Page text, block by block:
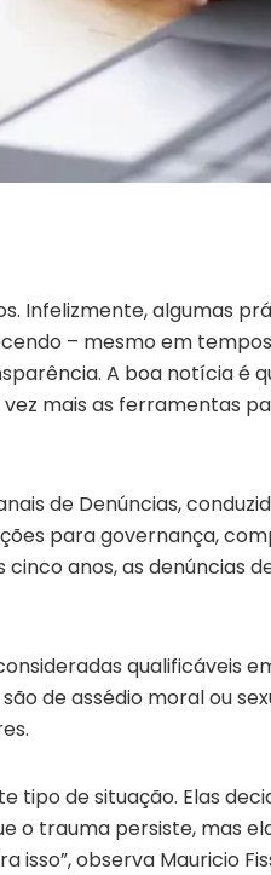
Infelizmente, algumas
– mesmo em
A boa notícia é
mais as ferramentas
de Denúncias,
para governança,
anos, as denúncias
qualificáveis
de assédio moral ou
tipo de situação. Elas
o trauma persiste, mas
isso”, observa Mauricio